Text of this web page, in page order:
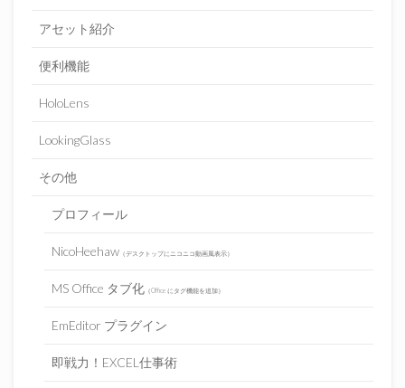
アセット紹介
便利機能
HoloLens
LookingGlass
その他
プロフィール
NicoHeehaw（デスクトップにニコニコ動画風表示）
MS Office タブ化（Office にタグ機能を追加）
EmEditor プラグイン
即戦力！EXCEL仕事術